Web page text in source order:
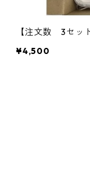
【注文数 3セッ
¥4,500